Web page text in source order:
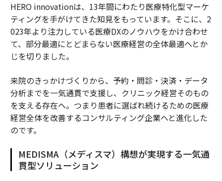
HERO innovationは、13年間にわたり医療特化型マーケ
ティングを手がけてきた知見をもっています。そこに、2
023年より注力している医療DXのノウハウをかけ合わせ
て、部分最適にとどまらない医療経営の全体最適へとか
じを切りました。
来院のきっかけづくりから、予約・問診・決済・データ
分析までを一気通貫で支援し、クリニック経営そのもの
を支える存在へ。つまり患者に選ばれ続けるための医療
経営全体を改善するコンサルティング企業へと進化した
のです。
MEDISMA（メディスマ）構想が実現する一気通
貫型ソリューション